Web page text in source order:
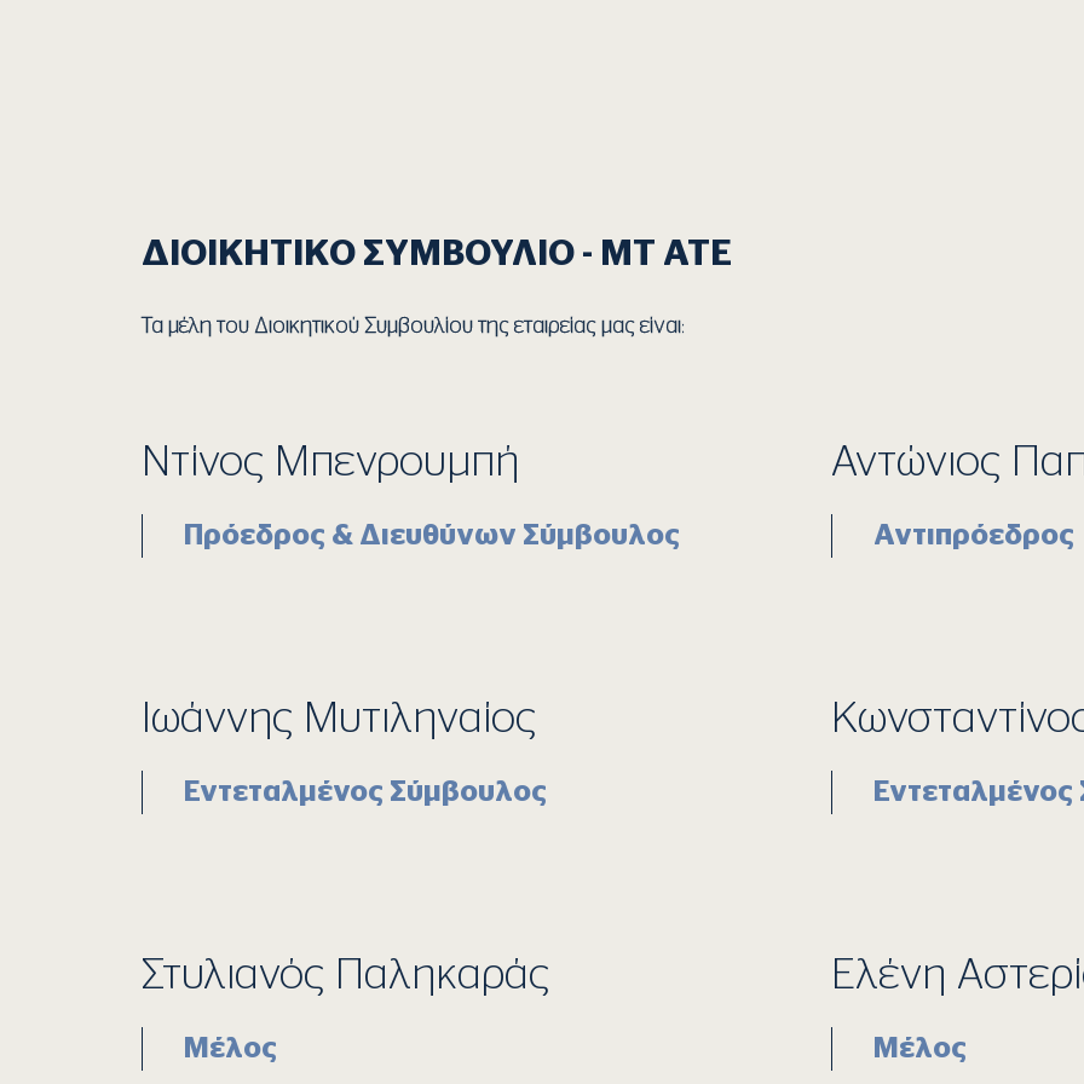
ΔΙΟΙΚΗΤΙΚΟ ΣΥΜΒΟΥΛΙΟ - MT ATE
Τα μέλη του Διοικητικού Συμβουλίου της εταιρείας μας είναι:
Ντίνος Μπενρουμπή
Πρόεδρος & Διευθύνων Σύμβουλος
Αντώνιος
Αντιπρόεδρος
Ιωάννης Μυτιληναίος
Εντεταλμένος Σύμβουλος
Στυλιανός Παληκαράς
Μέλος
Ελένη
Μέλος